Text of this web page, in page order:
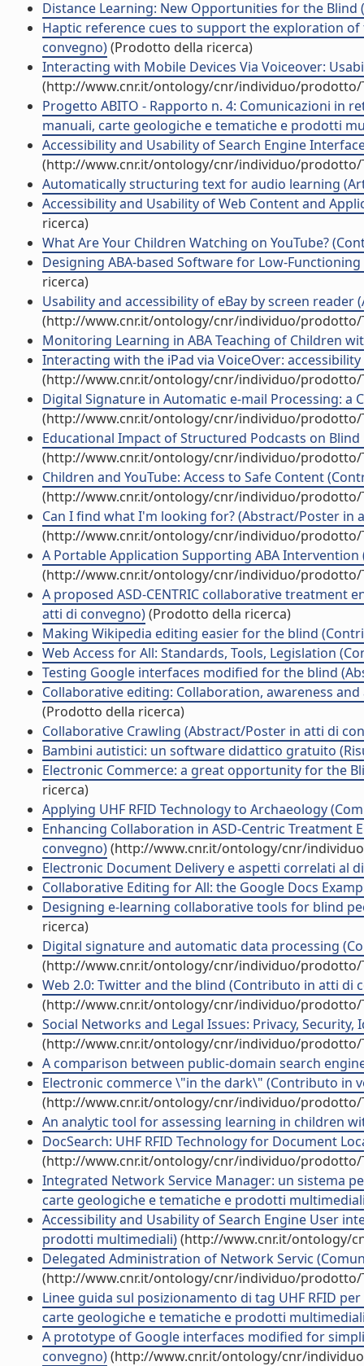
Distance Learning: New Opportunities for the
Haptic reference cues to support the exploration
convegno)(Prodotto della ricerca)
Interacting with Mobile Devices Via Voiceover:
(http://www.cnr.it/ontology/cnr/individuo/prodotto/
Progetto ABITO - Rapporto n. 4: Comunicazioni in
manuali, carte geologiche e tematiche e prodotti
Accessibility and Usability of Search Engine
(http://www.cnr.it/ontology/cnr/individuo/prodotto/
Automatically structuring text for audio learning
Accessibility and Usability of Web Content and
ricerca)
What Are Your Children Watching on YouTube?
Designing ABA-based Software for Low-
ricerca)
Usability and accessibility of eBay by screen reader
(http://www.cnr.it/ontology/cnr/individuo/prodotto/
Monitoring Learning in ABA Teaching of Children
Interacting with the iPad via VoiceOver:
(http://www.cnr.it/ontology/cnr/individuo/prodotto/
Digital Signature in Automatic e-mail Processing: a
(http://www.cnr.it/ontology/cnr/individuo/prodotto/
Educational Impact of Structured Podcasts on
(http://www.cnr.it/ontology/cnr/individuo/prodotto/
Children and YouTube: Access to Safe Content
(http://www.cnr.it/ontology/cnr/individuo/prodotto/
Can I find what I'm looking for? (Abstract/Poster in
(http://www.cnr.it/ontology/cnr/individuo/prodotto/
A Portable Application Supporting ABA
(http://www.cnr.it/ontology/cnr/individuo/prodotto/
A proposed ASD-CENTRIC collaborative
atti di convegno)(Prodotto della ricerca)
Making Wikipedia editing easier for the blind
Web Access for All: Standards, Tools, Legislation
Testing Google interfaces modified for the blind
Collaborative editing: Collaboration, awareness
(Prodotto della ricerca)
Collaborative Crawling (Abstract/Poster in atti di
Bambini autistici: un software didattico gratuito
Electronic Commerce: a great opportunity for the
ricerca)
Applying UHF RFID Technology to Archaeology
Enhancing Collaboration in ASD-Centric
convegno)(http://www.cnr.it/ontology/cnr/
Electronic Document Delivery e aspetti correlati al
Collaborative Editing for All: the Google Docs
Designing e-learning collaborative tools for blind
ricerca)
Digital signature and automatic data processing
(http://www.cnr.it/ontology/cnr/individuo/prodotto/
Web 2.0: Twitter and the blind (Contributo in atti di
(http://www.cnr.it/ontology/cnr/individuo/prodotto/
Social Networks and Legal Issues: Privacy,
(http://www.cnr.it/ontology/cnr/individuo/prodotto/
A comparison between public-domain search
Electronic commerce \"in the dark\" (Contributo in
(http://www.cnr.it/ontology/cnr/individuo/prodotto/
An analytic tool for assessing learning in children
DocSearch: UHF RFID Technology for Document
(http://www.cnr.it/ontology/cnr/individuo/prodotto/
Integrated Network Service Manager: un sistema
carte geologiche e tematiche e prodotti
Accessibility and Usability of Search Engine User
prodotti multimediali)(http://www.cnr.it/ontology/
Delegated Administration of Network Servic
(http://www.cnr.it/ontology/cnr/individuo/prodotto/
Linee guida sul posizionamento di tag UHF RFID
carte geologiche e tematiche e prodotti
A prototype of Google interfaces modified for
convegno)(http://www.cnr.it/ontology/cnr/